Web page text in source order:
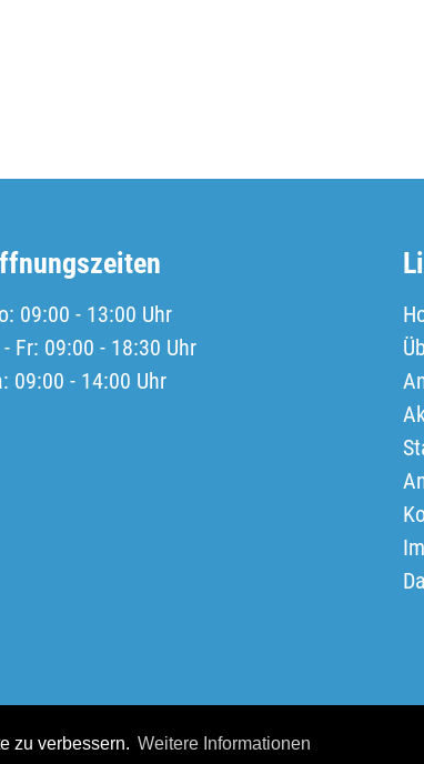
zu verbessern. Weitere Informationen
09:00 - 13:00 Uhr
- Fr: 09:00 - 18:30 Uhr
09:00 - 14:00 Uhr